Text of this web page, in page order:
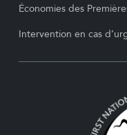
Économies des
Intervention en cas